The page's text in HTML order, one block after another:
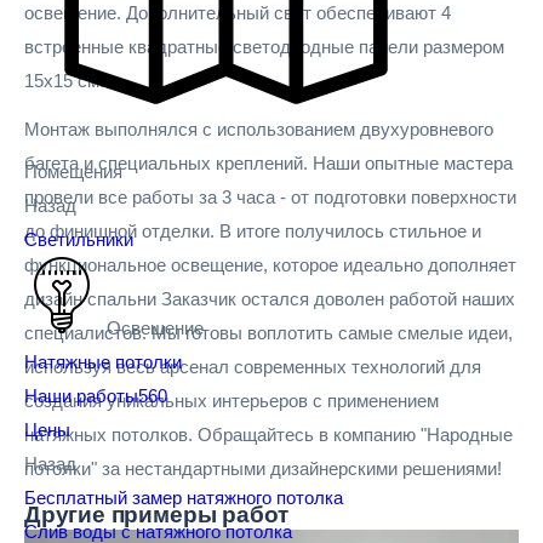
Помещения
Назад
Светильники
Освещение
Натяжные потолки
Наши работы560
Цены
Назад
Бесплатный замер натяжного потолка
Слив воды с натяжного потолка
освещение. Дополнительный свет обеспечивают 4
встроенные квадратные светодиодные панели размером
15х15 см.
Монтаж выполнялся с использованием двухуровневого
багета и специальных креплений. Наши опытные мастера
провели все работы за 3 часа - от подготовки поверхности
до финишной отделки. В итоге получилось стильное и
функциональное освещение, которое идеально дополняет
дизайн спальни Заказчик остался доволен работой наших
специалистов. Мы готовы воплотить самые смелые идеи,
используя весь арсенал современных технологий для
создания уникальных интерьеров с применением
натяжных потолков. Обращайтесь в компанию "Народные
потолки" за нестандартными дизайнерскими решениями!
Другие примеры работ